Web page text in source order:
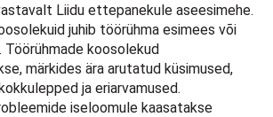
Liidu ettepanekule aseesimehe.
juhib töörühma esimees või
Töörühmade koosolekud
märkides ära arutatud küsimused,
ja eriarvamused.
iseloomule kaasatakse